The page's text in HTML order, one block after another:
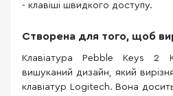
- клавіші швидкого доступу.
Створена для того, щоб
Клавіатура Pebble Keys 2
вишуканий дизайн, який
клавіатур Logitech. Вона